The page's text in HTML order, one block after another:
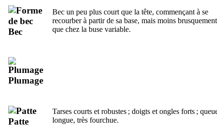
Bec
Bec un peu plus court que la tête, commençant à se
recourber à partir de sa base, mais moins brusquement
que chez la buse variable.
Plumage
Patte
Tarses courts et robustes ; doigts et ongles forts ;
longue, très fourchue.